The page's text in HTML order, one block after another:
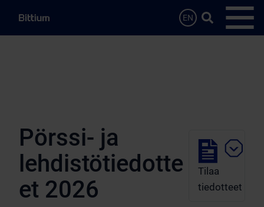
EN
Hae…
Avaa
Pörssi- ja
lehdistötiedotte
et 2026
Tilaa
tiedotteet